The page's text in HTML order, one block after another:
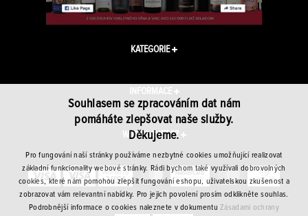
KATEGORIE
INFORMACE
WINEPLANET.CZ
Souhlasem se zpracováním dat nám
pomáháte zlepšovat naše služby.
Děkujeme.
Pro fungování naší stránky používáme nezbytné cookies umožňující realizovat
základní funkcionality webové stránky. Rádi bychom také využívali dobrovolných
cookies, které nám pomohou zlepšit fungování eshopu, uživatelskou zkušenost a
zobrazovat vám relevantní nabídky. Pro jejich povolení prosím odklikněte souhlas.
Podrobnější informace o cookies naleznete v dokumentuZásadami ochrany